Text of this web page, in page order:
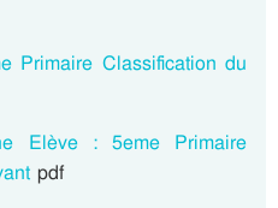
Primaire Classification du
Elève : 5eme Primaire
pdf